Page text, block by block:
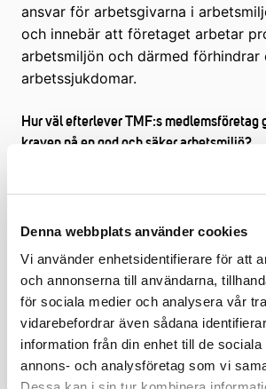
Denna webbplats använder cookies
Vi använder enhetsidentifierare för att
och annonserna till användarna,
för sociala medier och analysera vår
vidarebefordrar även sådana
information från din enhet till de sociala
annons- och analysföretag som vi
ansvar för arbetsgivarna i
och innebär att företaget arbetar
arbetsmiljön och därmed
arbetssjukdomar.
Hur väl efterlever TMF:s medlemsföretag
kraven på en god och säker arbetsmiljö?
- Generellt sätt efterlever våra
verksamheten och de anställda.
Vilka utmaningar har medlemsföretagen
kraven på en säker arbetsplats?
- Att hålla sig informerad om all
området är utmanande och även
praktiska verktygen att använda i
arbetsmiljöarbete. Idag finns så